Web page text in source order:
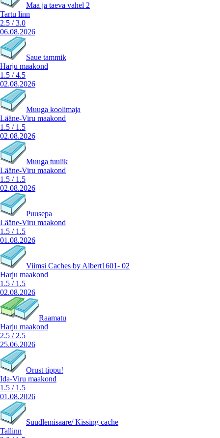
Maa ja taeva vahel 2
Tartu linn
2.5 /3.0
06.08.2026
Saue tammik
Harju maakond
1.5 /4.5
02.08.2026
Muuga koolimaja
Lääne-Viru maakond
1.5 / 1.5
02.08.2026
Muuga tuulik
Lääne-Viru maakond
1.5 / 1.5
02.08.2026
Puusepa
Lääne-Viru maakond
1.5 / 1.5
01.08.2026
Viimsi Caches by Albert1601- 02
Harju maakond
1.5 / 1.5
02.08.2026
Raamatu
Harju maakond
2.5 / 2.5
25.06.2026
Orust tippu!
Ida-Viru maakond
1.5 / 1.5
01.08.2026
Suudlemisaare/ Kissing cache
Tallinn